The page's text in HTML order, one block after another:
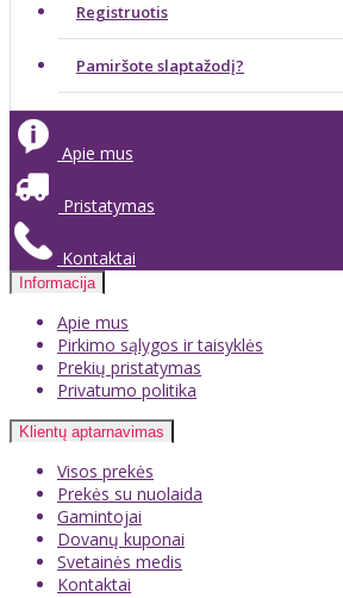
Registruotis
Pamiršote slaptažodį?
Apie mus
Pristatymas
Kontaktai
Informacija
Apie mus
Pirkimo sąlygos ir taisyklės
Prekių pristatymas
Privatumo politika
Klientų aptarnavimas
Visos prekės
Prekės su nuolaida
Gamintojai
Dovanų kuponai
Svetainės medis
Kontaktai